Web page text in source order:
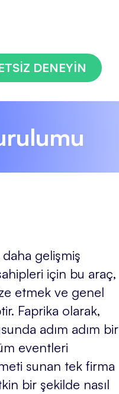
DENEYİN
daha gelişmiş
için bu araç,
etmek ve genel
Faprika olarak,
adım adım bir
eventleri
sunan tek firma
bir şekilde nasıl